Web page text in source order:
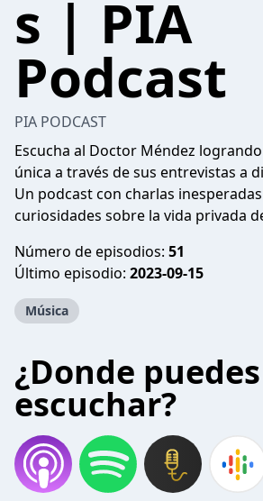
s | PIA
Podcast
PIA PODCAST
Escucha al Doctor Méndez
única a través de sus entrevistas a
Un podcast con charlas
curiosidades sobre la vida privada
Número de episodios: 51
Último episodio: 2023-09-15
Música
¿Donde puedes
escuchar?